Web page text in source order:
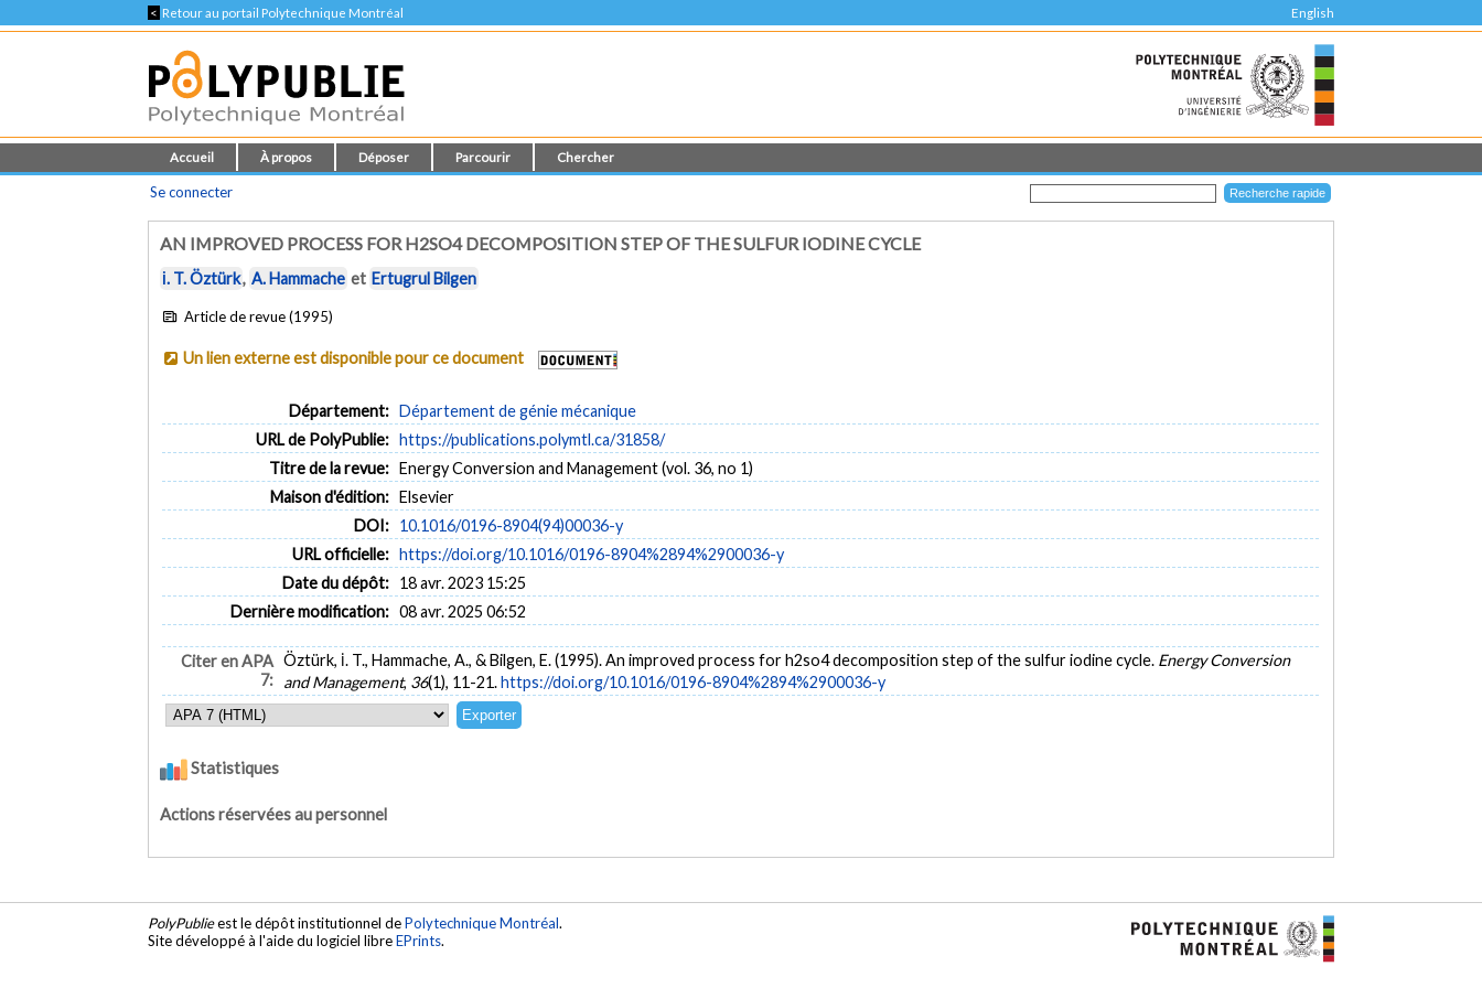
< Retour au portail Polytechnique Montréal English
Accueil À propos Déposer Parcourir Chercher
Se connecter
AN IMPROVED PROCESS FOR H2SO4 DECOMPOSITION STEP OF THE SULFUR IODINE CYCLE
İ. T. Öztürk, A. Hammache et Ertugrul Bilgen
Article de revue (1995)
Un lien externe est disponible pour ce document
Département: Département de génie mécanique
URL de PolyPublie: https://publications.polymtl.ca/31858/
Titre de la revue: Energy Conversion and Management (vol. 36, no 1)
Maison d'édition: Elsevier
DOI: 10.1016/0196-8904(94)00036-y
URL officielle: https://doi.org/10.1016/0196-8904%2894%2900036-y
Date du dépôt: 18 avr. 2023 15:25
Dernière modification: 08 avr. 2025 06:52
Citer en APA
7:
Öztürk, İ. T., Hammache, A., & Bilgen, E. (1995). An improved process for h2so4 decomposition step of the sulfur iodine cycle. Energy Conversion
and Management, 36(1), 11-21.https://doi.org/10.1016/0196-8904%2894%2900036-y
Statistiques
Actions réservées au personnel
PolyPublieest le dépôt institutionnel dePolytechnique Montréal.
Site développé à l'aide du logiciel libreEPrints.